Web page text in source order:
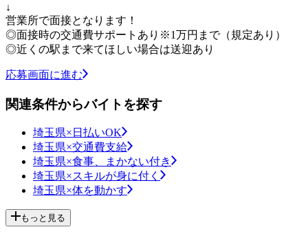
↓
営業所で面接となります！
◎面接時の交通費サポートあり※1万円まで（規定あり）
◎近くの駅まで来てほしい場合は送迎あり
応募画面に進む
関連条件からバイトを探す
埼玉県×日払いOK
埼玉県×交通費支給
埼玉県×食事、まかない付き
埼玉県×スキルが身に付く
埼玉県×体を動かす
もっと見る